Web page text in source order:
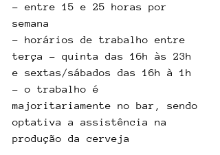
- entre 15 e 25 horas por
semana
- horários de trabalho entre
terça - quinta das 16h às 23h
e sextas/sábados das 16h à 1h
- o trabalho é
majoritariamente no bar, sendo
optativa a assistência na
produção da cerveja